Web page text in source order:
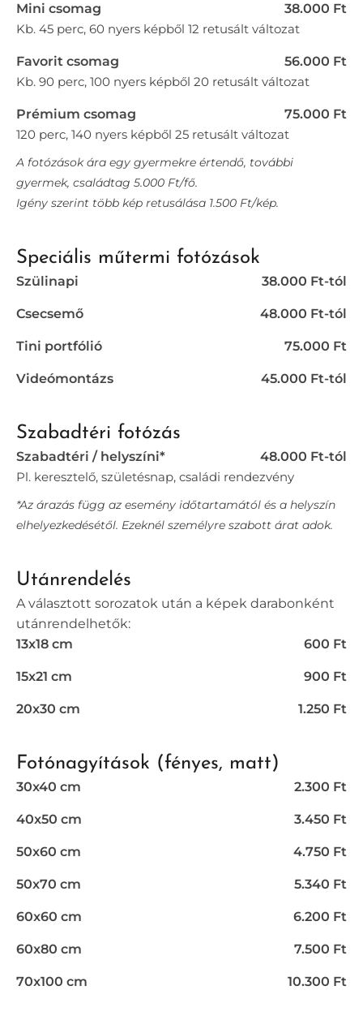
Mini csomag
38.000 Ft
Kb. 45 perc, 60 nyers képből 12 retusált változat
Favorit csomag
56.000 Ft
Kb. 90 perc, 100 nyers képből 20 retusált változat
Prémium csomag
75.000 Ft
120 perc, 140 nyers képből 25 retusált változat
A fotózások ára egy gyermekre értendő, további
gyermek, családtag 5.000 Ft/fő.
Igény szerint több kép retusálása 1.500 Ft/kép.
Speciális műtermi fotózások
Szülinapi 38.000 Ft-tól
Csecsemő 48.000 Ft-tól
Tini portfólió 75.000 Ft
Videómontázs 45.000 Ft-tól
Szabadtéri fotózás
Szabadtéri / helyszíni*
48.000 Ft-tól
Pl. keresztelő, születésnap, családi rendezvény
*Az árazás függ az esemény időtartamától és a helyszín
elhelyezkedésétől. Ezeknél személyre szabott árat adok.
Utánrendelés
A választott sorozatok után a képek darabonként
utánrendelhetők:
13x18 cm
600 Ft
15x21 cm 900 Ft
20x30 cm 1.250 Ft
Fotónagyítások (fényes, matt)
30x40 cm 2.300 Ft
40x50 cm 3.450 Ft
50x60 cm 4.750 Ft
50x70 cm 5.340 Ft
60x60 cm 6.200 Ft
60x80 cm 7.500 Ft
70x100 cm 10.300 Ft